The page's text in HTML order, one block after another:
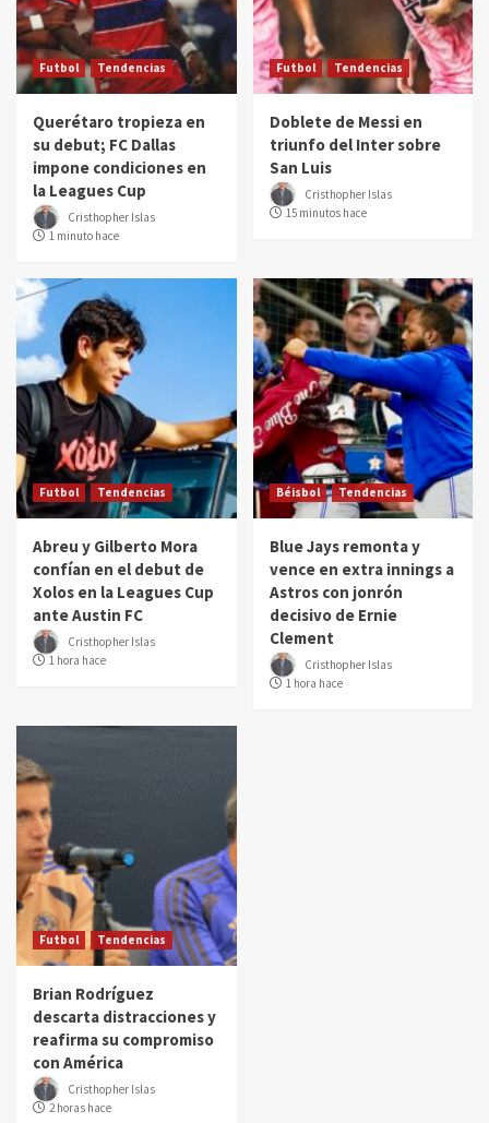
Futbol Tendencias
Querétaro tropieza en
su debut; FC Dallas
impone condiciones en
la Leagues Cup
Cristhopher Islas
1 minuto hace
Futbol Tendencias
Doblete de Messi en
triunfo del Inter sobre
San Luis
Cristhopher Islas
15 minutos hace
Futbol Tendencias
Abreu y Gilberto Mora
confían en el debut de
Xolos en la Leagues Cup
ante Austin FC
Cristhopher Islas
1 hora hace
Béisbol Tendencias
Blue Jays remonta y
vence en extra innings a
Astros con jonrón
decisivo de Ernie
Clement
Cristhopher Islas
1 hora hace
Futbol Tendencias
Brian Rodríguez
descarta distracciones y
reafirma su compromiso
con América
Cristhopher Islas
2 horas hace